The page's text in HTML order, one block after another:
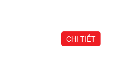
CHI TIẾT